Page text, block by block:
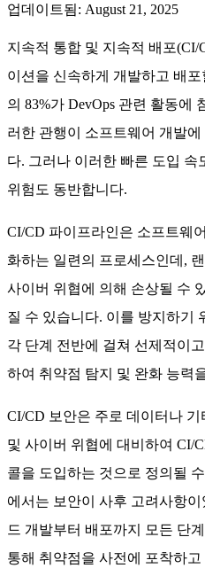
업데이트됨: August 21, 2025
지속적 통합 및 지속적 배포(CI/
이션을 신속하게 개발하고 배
의 83%가 DevOps 관련 활동에
러한 관행이 소프트웨어 개발
다. 그러나 이러한 빠른 도입 속
위험도 동반합니다.
CI/CD 파이프라인은 소프트웨
화하는 일련의 프로세스인데,
사이버 위협에 의해 손상될 수
질 수 있습니다. 이를 방지하기
각 단계 전반에 걸쳐 선제적이
하여 취약점 탐지 및 완화 능력
CI/CD 보안은 주로 데이터나
및 사이버 위협에 대비하여 CI/
콜을 도입하는 것으로 정의될
에서는 보안이 사후 고려사항이
드 개발부터 배포까지 모든 단
통해 취약점을 사전에 포착하